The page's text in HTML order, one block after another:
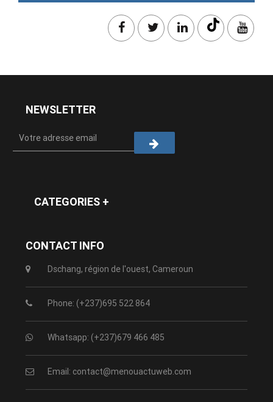
NEWSLETTER
CATEGORIES +
CONTACT INFO
Dschang, région de l'ouest, Cameroun
Phone: (+237)695 522 864
Whatsapp: (+237)679 466 485
Email: contact@menouactuweb.com